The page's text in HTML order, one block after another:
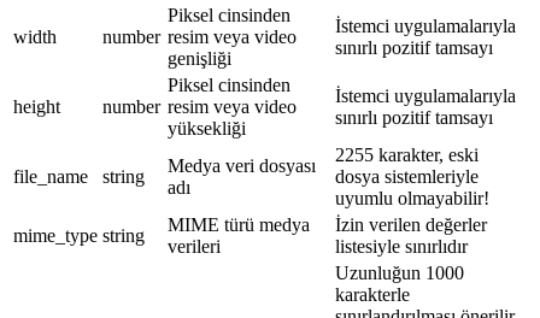
width number
Piksel cinsinden
resim veya video
genişliği
İstemci uygulamalarıyla
sınırlı pozitif tamsayı
height number
Piksel cinsinden
resim veya video
yüksekliği
İstemci uygulamalarıyla
sınırlı pozitif tamsayı
file_name string
Medya veri dosyası
adı
2255 karakter, eski
dosya sistemleriyle
uyumlu olmayabilir!
mime_type string
MIME türü medya
verileri
İzin verilen değerler
listesiyle sınırlıdır
Uzunluğun 1000
karakterle